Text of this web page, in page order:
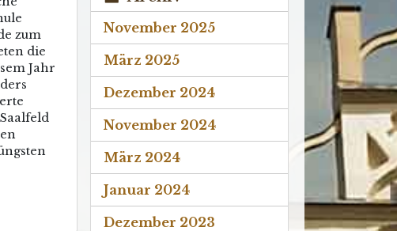
zum
die
Jahr
November 2025
März 2025
Dezember 2024
November 2024
März 2024
Januar 2024
Dezember 2023